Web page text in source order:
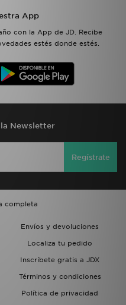
App
con la App de JD. Recibe
estés donde estés.
Newsletter
Regístrate
completa
Envíos y devoluciones
Localiza tu pedido
Inscríbete gratis a JDX
Términos y condiciones
Política de privacidad